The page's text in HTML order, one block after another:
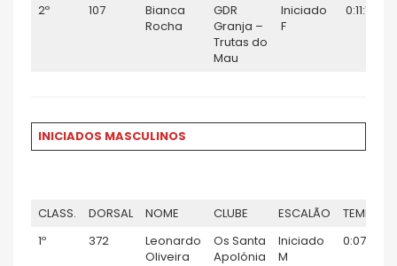
2º 107
Bianca
Rocha
GDR
Granja –
Trutas do
Mau
Iniciado
F
0:11:16
INICIADOS MASCULINOS
CLASS. DORSAL NOME CLUBE ESCALÃO
TEMPO
1º
372
Leonardo
Oliveira
Os Santa
Apolónia
Iniciado
M
0:07:48